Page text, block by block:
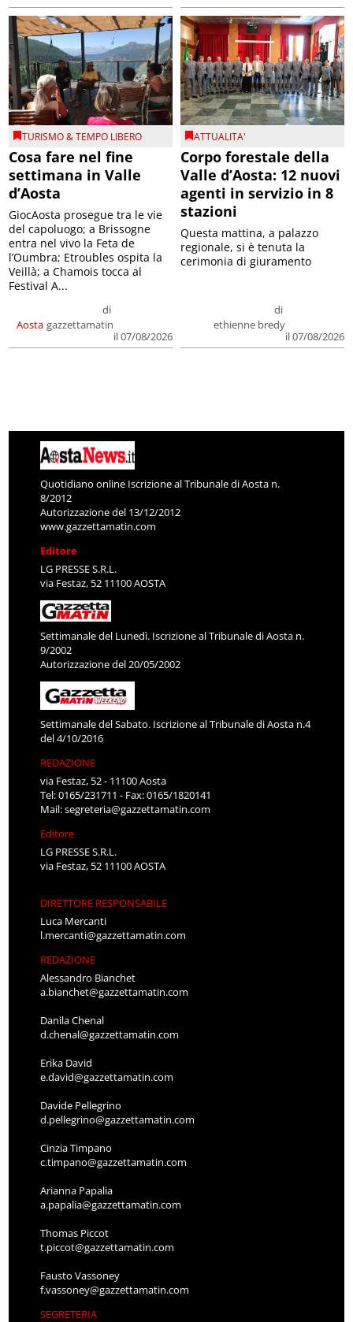
TURISMO & TEMPO LIBERO
Cosa fare nel fine
settimana in Valle
d’Aosta
Aosta
di
gazzettamatin
il 07/08/2026
GiocAosta prosegue tra le vie
del capoluogo; a Brissogne
entra nel vivo la Feta de
l’Oumbra; Etroubles ospita la
Veillà; a Chamois tocca al
Festival A...
ATTUALITA'
Corpo forestale della
Valle d’Aosta: 12 nuovi
agenti in servizio in 8
stazioni
di
ethienne bredy
il 07/08/2026
Questa mattina, a palazzo
regionale, si è tenuta la
cerimonia di giuramento
Quotidiano online Iscrizione al Tribunale di Aosta n.
8/2012
Autorizzazione del 13/12/2012
www.gazzettamatin.com
Editore
LG PRESSE S.R.L.
via Festaz, 52 11100 AOSTA
Settimanale del Lunedì. Iscrizione al Tribunale di Aosta n.
9/2002
Autorizzazione del 20/05/2002
Settimanale del Sabato. Iscrizione al Tribunale di Aosta n.4
del 4/10/2016
REDAZIONE
via Festaz, 52 - 11100 Aosta
Tel: 0165/231711 - Fax: 0165/1820141
Mail:segreteria@gazzettamatin.com
Editore
LG PRESSE S.R.L.
via Festaz, 52 11100 AOSTA
DIRETTORE RESPONSABILE
Luca Mercanti
l.mercanti@gazzettamatin.com
REDAZIONE
Alessandro Bianchet
a.bianchet@gazzettamatin.com
Danila Chenal
d.chenal@gazzettamatin.com
Erika David
e.david@gazzettamatin.com
Davide Pellegrino
d.pellegrino@gazzettamatin.com
Cinzia Timpano
c.timpano@gazzettamatin.com
Arianna Papalia
a.papalia@gazzettamatin.com
Thomas Piccot
t.piccot@gazzettamatin.com
Fausto Vassoney
f.vassoney@gazzettamatin.com
SEGRETERIA